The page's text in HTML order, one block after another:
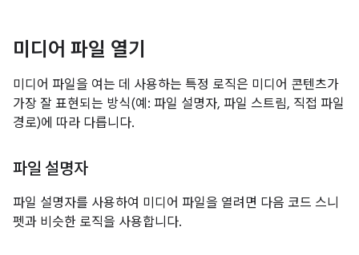
미디어 파일 열기
미디어 파일을 여는 데 사용하는 특정 로직은 미디어 콘텐츠가
가장 잘 표현되는 방식(예: 파일 설명자, 파일 스트림, 직접 파일
경로)에 따라 다릅니다.
파일 설명자
파일 설명자를 사용하여 미디어 파일을 열려면 다음 코드 스니
펫과 비슷한 로직을 사용합니다.